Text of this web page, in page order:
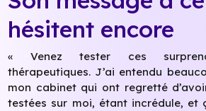
hésitent encore
« Venez tester ces
thérapeutiques. J’ai entendu
mon cabinet qui ont regretté
testées sur moi, étant incrédule, et